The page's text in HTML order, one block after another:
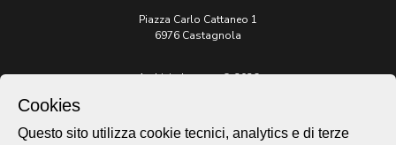
Piazza Carlo Cattaneo 1
6976 Castagnola
Archivio Lugano © 2026
t. +41 58 866 68 50
Cookies
Questo sito utilizza cookie tecnici, analytics e di terze